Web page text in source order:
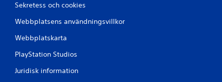
Sekretess och cookies
Webbplatsens användningsvillkor
Webbplatskarta
PlayStation Studios
Juridisk information